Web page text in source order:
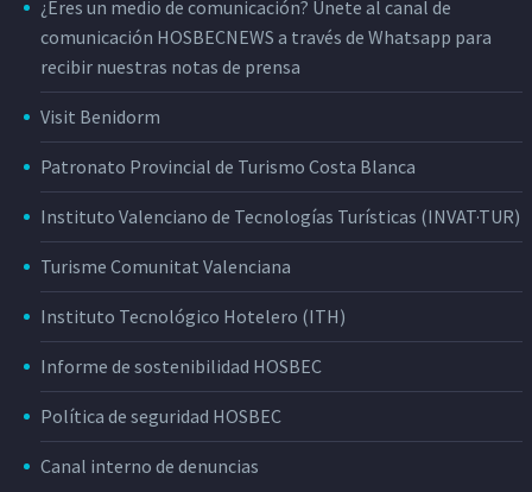
¿Eres un medio de comunicación? Únete al canal de
comunicación HOSBECNEWS a través de Whatsapp para
recibir nuestras notas de prensa
Visit Benidorm
Patronato Provincial de Turismo Costa Blanca
Instituto Valenciano de Tecnologías Turísticas (INVAT·TUR)
Turisme Comunitat Valenciana
Instituto Tecnológico Hotelero (ITH)
Informe de sostenibilidad HOSBEC
Política de seguridad HOSBEC
Canal interno de denuncias